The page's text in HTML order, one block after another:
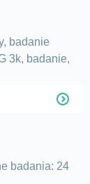
badania: 24